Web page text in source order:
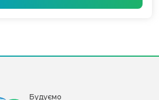
Будуємо